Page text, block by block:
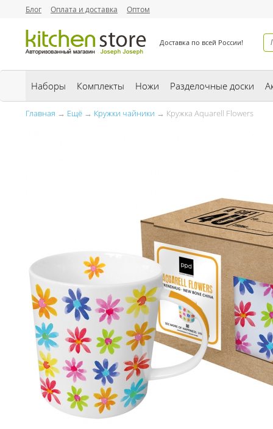
Блог Оплата и доставка Оптом
Доставка по всей России!
Наборы Комплекты Ножи Разделочные доски
Главная → Ещё → Кружки чайники → Кружка Aquarell Flowers